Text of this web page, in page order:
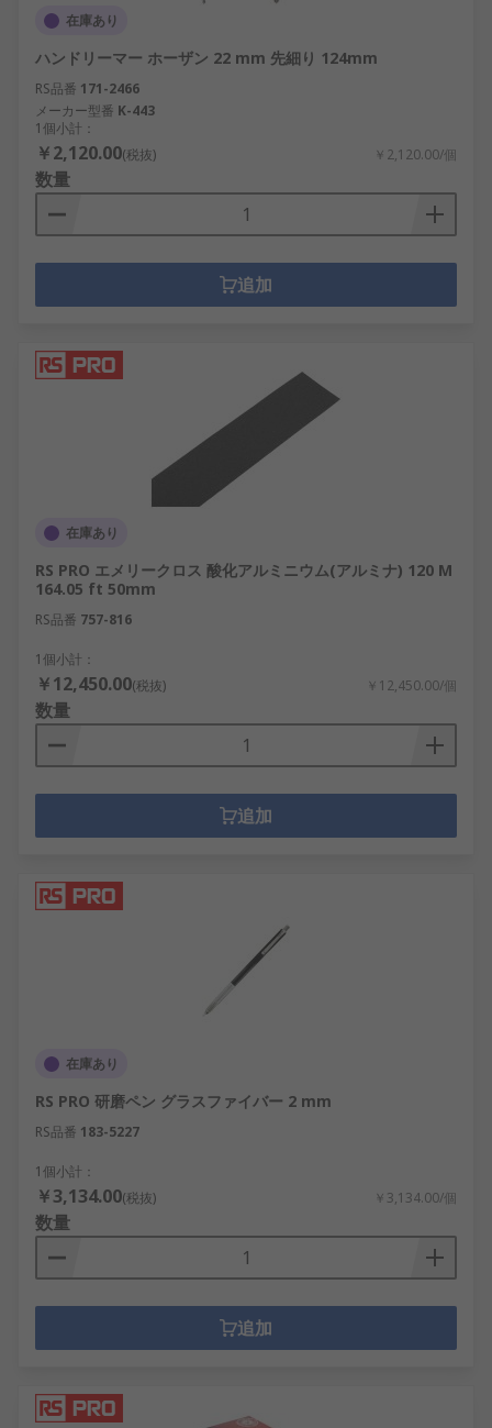
在庫あり
ハンドリーマー ホーザン 22 mm 先細り 124mm
RS品番 171-2466
メーカー型番 K-443
1個小計：
￥2,120.00(税抜) ￥2,120.00/個
数量
追加
在庫あり
RS PRO エメリークロス 酸化アルミニウム(アルミナ) 120 M
164.05 ft 50mm
RS品番 757-816
1個小計：
￥12,450.00(税抜) ￥12,450.00/個
数量
追加
在庫あり
RS PRO 研磨ペン グラスファイバー 2 mm
RS品番 183-5227
1個小計：
￥3,134.00(税抜) ￥3,134.00/個
数量
追加